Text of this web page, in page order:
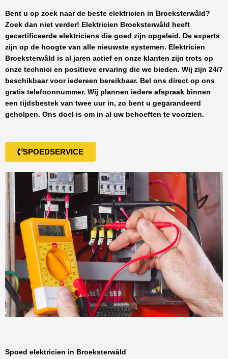
Bent u op zoek naar de beste elektricien in Broeksterwâld?
Zoek dan niet verder! Elektricien Broeksterwâld heeft
gecertificeerde elektriciens die goed zijn opgeleid. De experts
zijn op de hoogte van alle nieuwste systemen. Elektricien
Broeksterwâld is al jaren actief en onze klanten zijn trots op
onze technici en positieve ervaring die we bieden. Wij zijn 24/7
beschikbaar voor iedereen bereikbaar. Bel ons direct op ons
gratis telefoonnummer. Wij plannen iedere afspraak binnen
een tijdsbestek van twee uur in, zo bent u gegarandeerd
geholpen. Ons doel is om in al uw behoeften te voorzien.
SPOEDSERVICE
Spoed elektricien in Broeksterwâld